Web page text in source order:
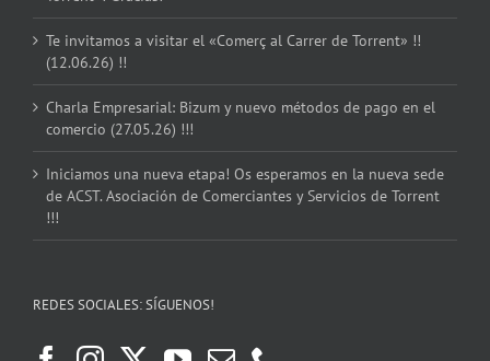
Te invitamos a visitar el «Comerç al Carrer de Torrent» !!
(12.06.26) !!
Charla Empresarial: Bizum y nuevo métodos de pago en el
comercio (27.05.26) !!!
Iniciamos una nueva etapa! Os esperamos en la nueva sede
de ACST. Asociación de Comerciantes y Servicios de Torrent
!!!
REDES SOCIALES: SÍGUENOS!